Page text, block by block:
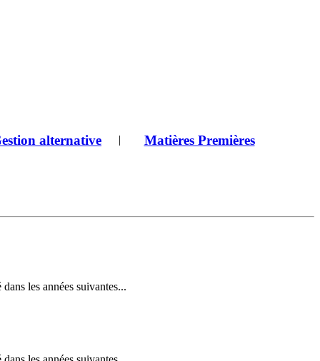
alternative | Matières Premières
les années suivantes...